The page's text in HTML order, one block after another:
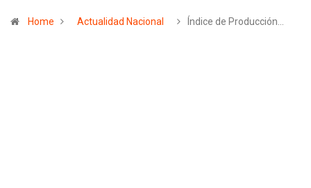
Home Actualidad Nacional Índice de Producción…